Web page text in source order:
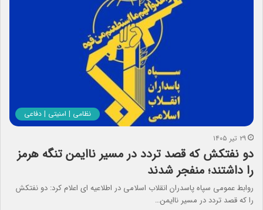
نظامی | امنیتی | دفاعی
۲۹ تیر ۱۴۰۵
دو نفتکش که قصد تردد در مسیر ناایمن تنگه هرمز
را داشتند؛ منفجر شدند
روابط عمومی سپاه پاسدران انقلاب اسلامی در اطلاعیه ای اعلام کرد: دو نفتکش
را که قصد تردد در مسیر ناایمن…